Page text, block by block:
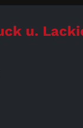
u.